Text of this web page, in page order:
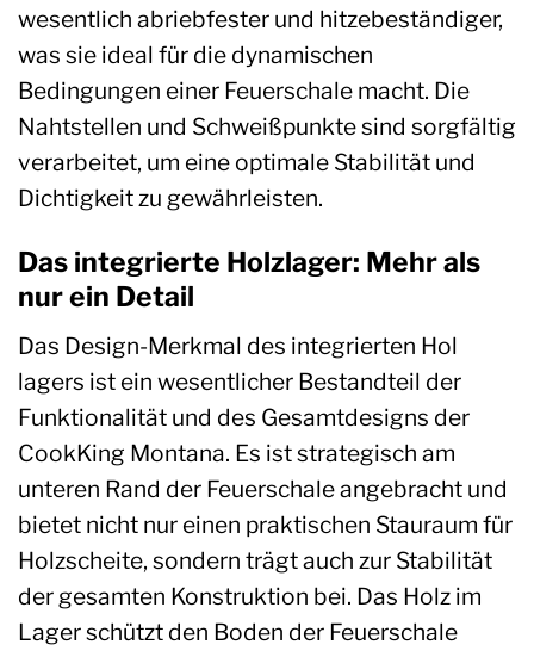
wesentlich abriebfester und hitzebeständiger,
was sie ideal für die dynamischen
Bedingungen einer Feuerschale macht. Die
Nahtstellen und Schweißpunkte sind sorgfältig
verarbeitet, um eine optimale Stabilität und
Dichtigkeit zu gewährleisten.
Das integrierte Holzlager: Mehr als
nur ein Detail
Das Design-Merkmal des integrierten Hol
lagers ist ein wesentlicher Bestandteil der
Funktionalität und des Gesamtdesigns der
CookKing Montana. Es ist strategisch am
unteren Rand der Feuerschale angebracht und
bietet nicht nur einen praktischen Stauraum für
Holzscheite, sondern trägt auch zur Stabilität
der gesamten Konstruktion bei. Das Holz im
Lager schützt den Boden der Feuerschale